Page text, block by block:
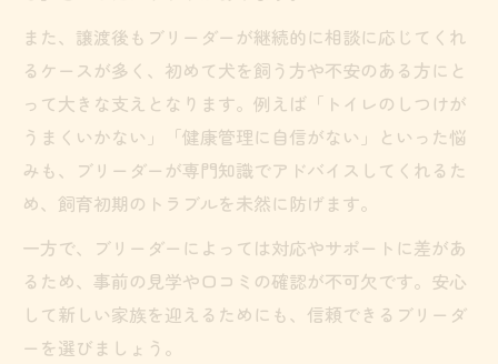
また、譲渡後もブリーダーが継続的に相談に応じてくれ
るケースが多く、初めて犬を飼う方や不安のある方にと
って大きな支えとなります。例えば「トイレのしつけが
うまくいかない」「健康管理に自信がない」といった悩
みも、ブリーダーが専門知識でアドバイスしてくれるた
め、飼育初期のトラブルを未然に防げます。
一方で、ブリーダーによっては対応やサポートに差があ
るため、事前の見学や口コミの確認が不可欠です。安心
して新しい家族を迎えるためにも、信頼できるブリーダ
ーを選びましょう。